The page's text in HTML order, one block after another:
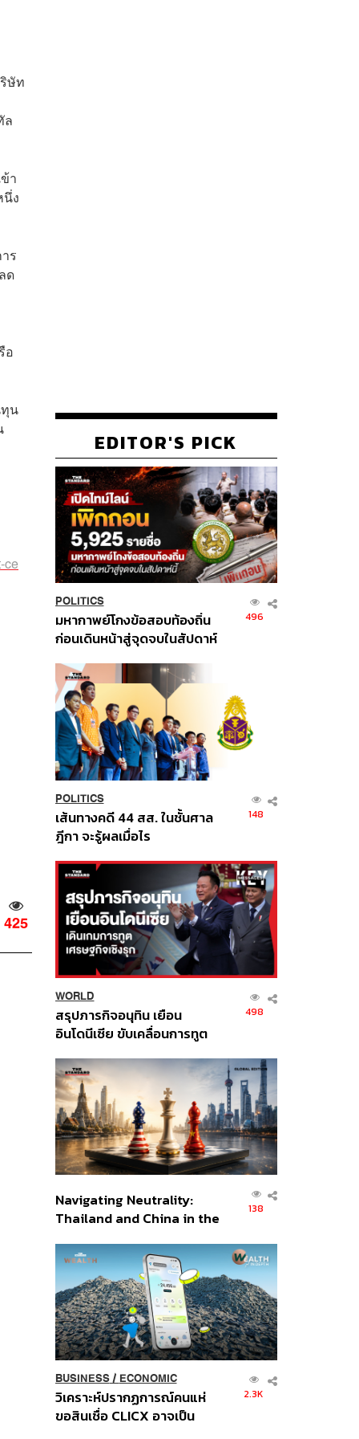
ษัท
ล
า
ง
ร
ด
อ
น
ce
425
EDITOR'S PICK
POLITICS
มหากาพย์โกงข้อสอบท้องถิ่น
ก่อนเดินหน้าสู่จุดจบในสัปดาห์
496
POLITICS
เส้นทางคดี 44 สส. ในชั้นศาล
ฎีกา จะรู้ผลเมื่อไร
148
WORLD
สรุปภารกิจอนุทิน เยือน
อินโดนีเซีย ขับเคลื่อนการทูต
ส่วนยุทธศาสตร์ไทย –
อินโดนีเซีย
498
Navigating Neutrality:
Thailand and China in the
Order
138
BUSINESS/ ECONOMIC
วิเคราะห์ปรากฏการณ์คนแห่
ขอสินเชื่อ CLICX อาจเป็น
2.3K